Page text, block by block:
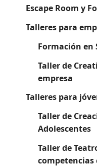
Escape Room y
Talleres para
Formación en
Taller de
empresa
Talleres para
Taller de
Adolescentes
Taller de
competencias